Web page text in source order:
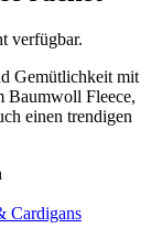
verfügbar.
Gemütlichkeit mit
Baumwoll Fleece,
einen trendigen
Cardigans